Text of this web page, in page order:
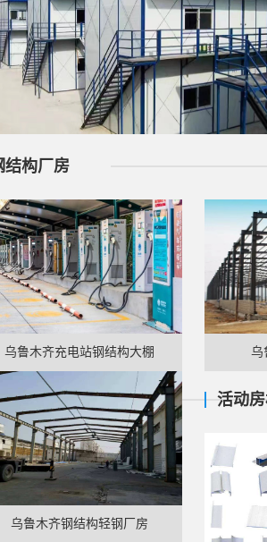
结构厂房
乌鲁木齐充电站钢结构大棚 乌
乌鲁木齐钢结构轻钢厂房
活动